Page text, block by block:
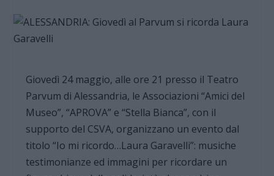
Giovedì 24 maggio, alle ore 21 presso il Teatro
Parvum di Alessandria, le Associazioni “Amici del
Museo”, “APROVA” e “Stella Bianca”, con il
supporto del CSVA, organizzano un evento dal
titolo “Io mi ricordo…Laura Garavelli”: musiche
testimonianze ed immagini per ricordare un